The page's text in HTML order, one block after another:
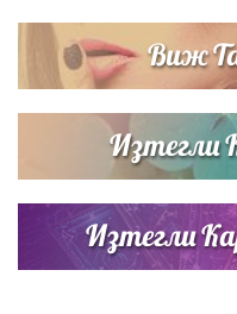
Виж
Изтегли
Изтегли